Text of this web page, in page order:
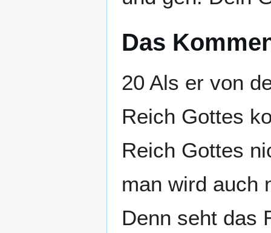
Das
20 Als er von
Reich Gottes
Reich Gottes
man wird auch
Denn seht das